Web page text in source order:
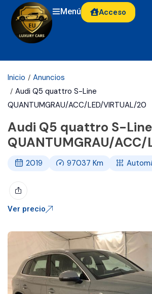
Menú Acceso
Inicio
Anuncios
Audi Q5 quattro S-Line
QUANTUMGRAU/ACC/LED/VIRTUAL/20
Audi Q5 quattro S-Line
QUANTUMGRAU/
2019 97037 Km
Ver precio